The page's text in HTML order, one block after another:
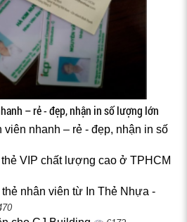
– rẻ - đẹp, nhận in số lượng lớn
nhanh – rẻ - đẹp, nhận in số
thẻ VIP chất lượng cao ở TPHCM
thẻ nhân viên từ In Thẻ Nhựa -